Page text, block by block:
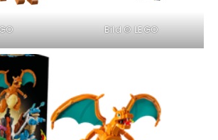
Bild © LEGO